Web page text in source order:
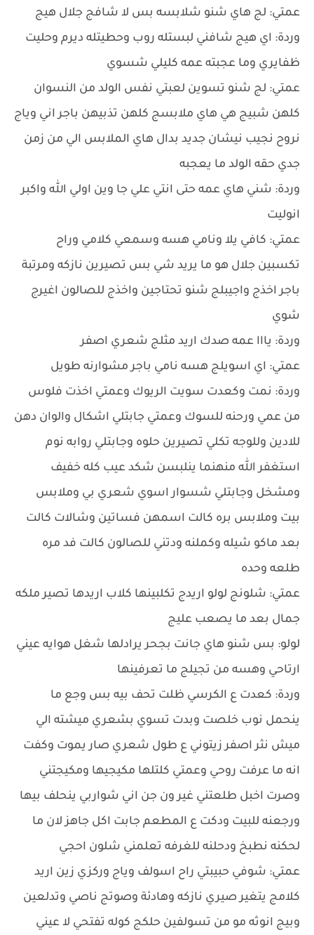
عمتي: لج هاي شنو شلابسه بس لا شافج جلال هيج
وردة: اي هيج شافني لبستله روب وحطيتله ديرم وحليت
ظفايري وما عجبته عمه كليلي شسوي
عمتي: لج شنو تسوين لعبتي نفس الولد من النسوان
كلهن شبيج هي هاي ملابسج كلهن تذبيهن باجر اني وياج
نروح نجيب نيشان جديد بدال هاي الملابس الي من زمن
جدي حقه الولد ما يعجبه
وردة: شني هاي عمه حتى انتي علي جا وين اولي الله واكبر
انوليت
عمتي: كافي يلا ونامي هسه وسمعي كلامي وراح
تكسبين جلال هو ما يريد شي بس تصيرين نازكه ومرتبة
باجر اخذج واجيبلج شنو تحتاجين واخذج للصالون اغيرج
شوي
وردة: يااا عمه صدك اريد مثلج شعري اصفر
عمتي: اي اسويلج هسه نامي باجر مشوارنه طويل
وردة: نمت وكعدت سويت الريوك وعمتي اخذت فلوس
من عمي ورحنه للسوك وعمتي جابتلي اشكال والوان دهن
للادين وللوجه تكلي تصيرين حلوه وجابتلي روابه نوم
استغفر الله منهنما ينلبسن شكد عيب كله خفيف
ومشخل وجابتلي شسوار اسوي شعري بي وملابس
بيت وملابس بره كالت اسمهن فساتين وشالات كالت
بعد ماكو شيله وكملنه ودتني للصالون كالت فد مره
طلعه وحده
عمتي: شلونج لولو اريدج تكلبينها كلاب اريدها تصير ملكه
جمال بعد ما يصعب عليج
لولو: بس شنو هاي جانت بجحر يرادلها شغل هوايه عيني
ارتاحي وهسه من تجيلج ما تعرفينها
وردة: كعدت ع الكرسي ظلت تحف بيه بس وجع ما
ينحمل نوب خلصت وبدت تسوي بشعري ميشته الي
ميش نثر اصفر زيتوني ع طول شعري صار يموت وكفت
انه ما عرفت روحي وعمتي كلتلها مكيجيها ومكيجتني
وصرت اخبل طلعتني غير ون جن اني شواربي ينحلف بيها
ورجعنه للبيت ودكت ع المطعم جابت اكل جاهز لان ما
لحكنه نطبخ ودحلنه للغرفه تعلمني شلون احجي
عمتي: شوفي حبيبتي راح اسولف وياج وركزي زين اريد
كلامج يتغير صيري نازكه وهادئة وصوتج ناصي وتدلعين
وبيج انوثه مو من تسولفين حلكج كوله تفتحي لا عيني